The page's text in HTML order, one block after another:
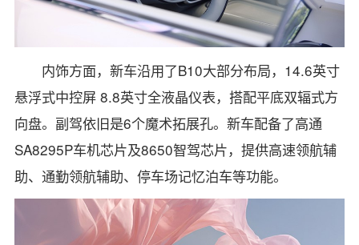
内饰方面，新车沿用了B10大部分布局，14.6英寸
悬浮式中控屏 8.8英寸全液晶仪表，搭配平底双辐式方
向盘。副驾依旧是6个魔术拓展孔。新车配备了高通
SA8295P车机芯片及8650智驾芯片，提供高速领航辅
助、通勤领航辅助、停车场记忆泊车等功能。